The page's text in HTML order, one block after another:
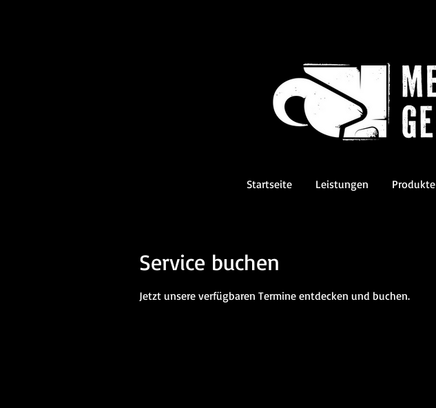
Startseite Leistungen Produkte
Service buchen
Jetzt unsere verfügbaren Termine entdecken und buchen.